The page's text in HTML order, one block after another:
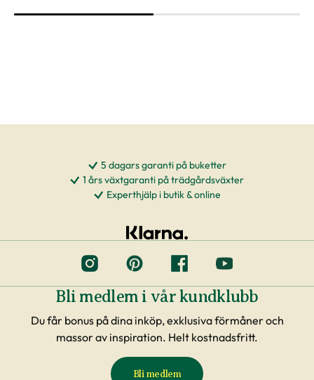
5 dagars garanti på buketter
1 års växtgaranti på trädgårdsväxter
Experthjälp i butik & online
Bli medlem i vår kundklubb
Du får bonus på dina inköp, exklusiva förmåner och
massor av inspiration. Helt kostnadsfritt.
Bli medlem